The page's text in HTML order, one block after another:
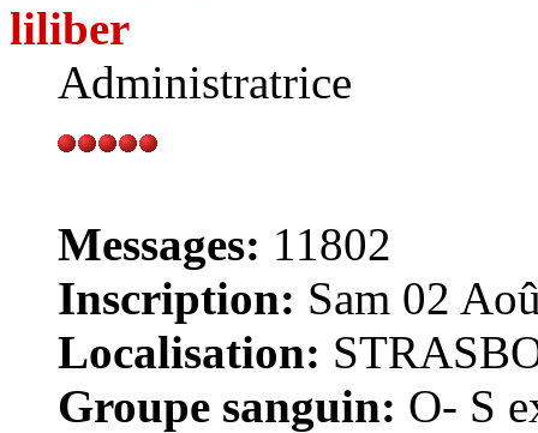
liliber
Administratrice
Messages: 11802
Inscription: Sam 02
Localisation:
Groupe sanguin: O- S